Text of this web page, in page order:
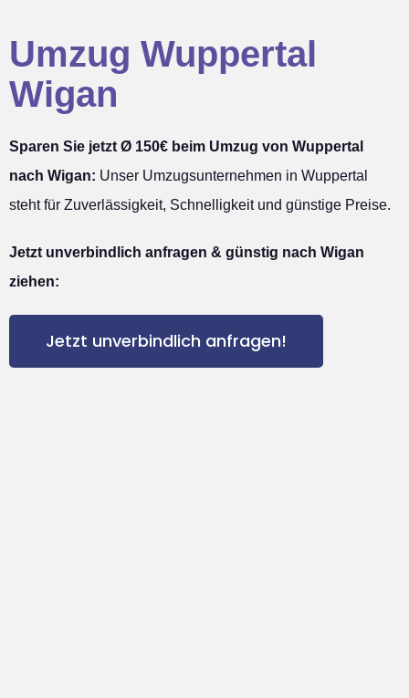
Umzug Wuppertal
Wigan
Sparen Sie jetzt Ø 150€ beim Umzug von Wuppertal
nach Wigan: Unser Umzugsunternehmen in Wuppertal
steht für Zuverlässigkeit, Schnelligkeit und günstige Preise.
Jetzt unverbindlich anfragen & günstig nach Wigan
ziehen:
Jetzt unverbindlich anfragen!